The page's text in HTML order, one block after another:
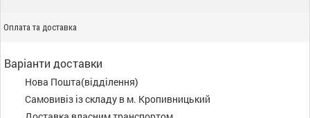
Оплата та доставка
Варіанти доставки
Нова Пошта(відділення)
Самовивіз із складу в м. Кропивницький